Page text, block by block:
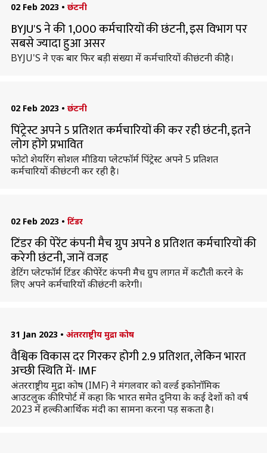
02 Feb 2023 • छंटनी
BYJU'S ने की 1,000 कर्मचारियों की छंटनी, इस विभाग पर
सबसे ज्यादा हुआ असर
BYJU'S ने एक बार फिर बड़ी संख्या में कर्मचारियों की छंटनी की है।
02 Feb 2023 • छंटनी
पिंट्रेस्ट अपने 5 प्रतिशत कर्मचारियों की कर रही छंटनी, इतने
लोग होंगे प्रभावित
फोटो शेयरिंग सोशल मीडिया प्लेटफॉर्म पिंट्रेस्ट अपने 5 प्रतिशत
कर्मचारियों की छंटनी कर रही है।
02 Feb 2023 • टिंडर
टिंडर की पेरेंट कंपनी मैच ग्रुप अपने 8 प्रतिशत कर्मचारियों की
करेगी छंटनी, जानें वजह
डेटिंग प्लेटफॉर्म टिंडर की पेरेंट कंपनी मैच ग्रुप लागत में कटौती करने के
लिए अपने कर्मचारियों की छंटनी करेगी।
31 Jan 2023 • अंतरराष्ट्रीय मुद्रा कोष
वैश्विक विकास दर गिरकर होगी 2.9 प्रतिशत, लेकिन भारत
अच्छी स्थिति में- IMF
अंतरराष्ट्रीय मुद्रा कोष (IMF) ने मंगलवार को वर्ल्ड इकोनॉमिक
आउटलुक की रिपोर्ट में कहा कि भारत समेत दुनिया के कई देशों को वर्ष
2023 में हल्की आर्थिक मंदी का सामना करना पड़ सकता है।